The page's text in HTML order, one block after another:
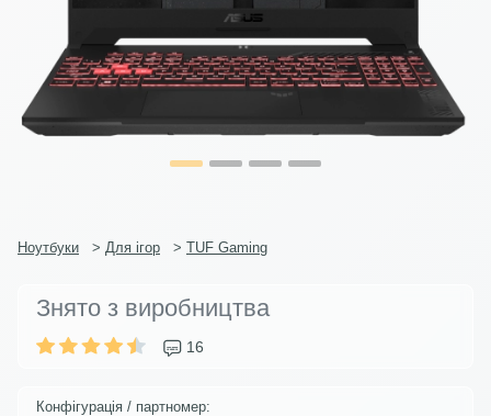
Ноутбуки > Для ігор > TUF Gaming
Знято з виробництва
16
Конфігурація / партномер: